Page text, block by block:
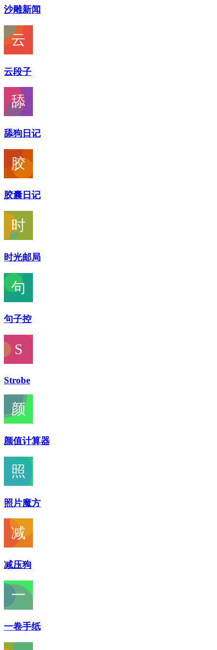
沙雕新闻
云段子
舔狗日记
胶囊日记
时光邮局
句子控
Strobe
颜值计算器
照片魔方
减压狗
一卷手纸